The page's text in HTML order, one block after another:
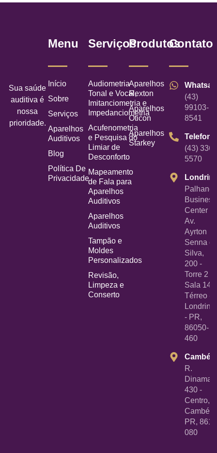
Sua saúde
auditiva é
nossa
prioridade.
Menu
Início
Sobre
Serviços
Aparelhos
Auditivos
Blog
Política De
Privacidade
Serviços
Audiometria
Tonal e Vocal,
Imitanciometria e
Impedanciometria
Acufenometria
e Pesquisa do
Limiar de
Desconforto
Mapeamento
de Fala para
Aparelhos
Auditivos
Aparelhos
Auditivos
Tampão e
Moldes
Personalizados
Revisão,
Limpeza e
Conserto
Produtos
Aparelhos
Rexton
Aparelhos
Oticon
Aparelhos
Starkey
Contato
(43)
99103-
8541
Telefone
(43)
5570
Palhano
Business
Center -
Av.
Ayrton
Senna
Silva,
200 -
Torre 2 -
Sala 14
Térreo -
Londrina
- PR,
86050-
460
Cambé
R.
430 -
Centro,
Cambé -
PR,
080